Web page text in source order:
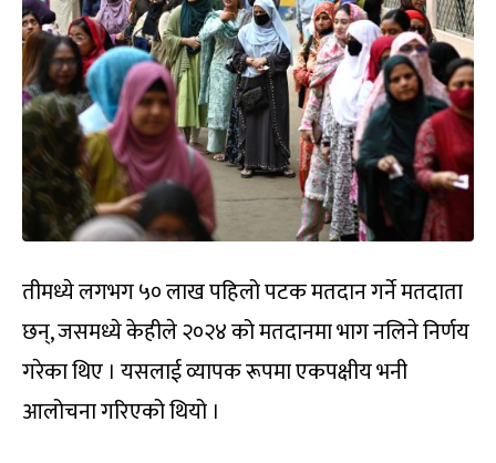
तीमध्ये लगभग ५० लाख पहिलो पटक मतदान गर्ने मतदाता
छन्, जसमध्ये केहीले २०२४ को मतदानमा भाग नलिने निर्णय
गरेका थिए । यसलाई व्यापक रूपमा एकपक्षीय भनी
आलोचना गरिएको थियो ।